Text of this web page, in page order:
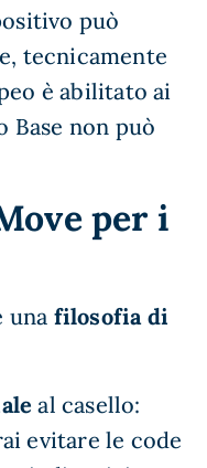
può
tecnicamente
è abilitato ai
non può
per i
una filosofia di
al casello:
evitare le code